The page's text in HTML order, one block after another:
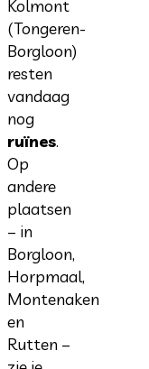
Kolmont
(Tongeren-
Borgloon)
resten
vandaag
nog
ruïnes.
Op
andere
plaatsen
– in
Borgloon,
Horpmaal,
Montenaken
en
Rutten –